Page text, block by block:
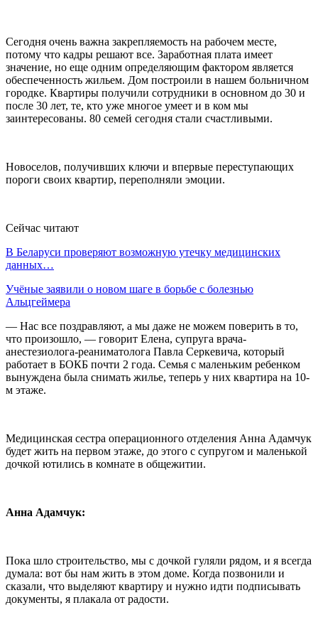
Сегодня очень важна закрепляемость на рабочем месте,
потому что кадры решают все. Заработная плата имеет
значение, но еще одним определяющим фактором является
обеспеченность жильем. Дом построили в нашем больничном
городке. Квартиры получили сотрудники в основном до 30 и
после 30 лет, те, кто уже многое умеет и в ком мы
заинтересованы. 80 семей сегодня стали счастливыми.
Новоселов, получивших ключи и впервые переступающих
пороги своих квартир, переполняли эмоции.
Сейчас читают
В Беларуси проверяют возможную утечку медицинских
данных…
Учёные заявили о новом шаге в борьбе с болезнью
Альцгеймера
— Нас все поздравляют, а мы даже не можем поверить в то,
что произошло, — говорит Елена, супруга врача-
анестезиолога-реаниматолога Павла Серкевича, который
работает в БОКБ почти 2 года. Семья с маленьким ребенком
вынуждена была снимать жилье, теперь у них квартира на 10-
м этаже.
Медицинская сестра операционного отделения Анна Адамчук
будет жить на первом этаже, до этого с супругом и маленькой
дочкой ютились в комнате в общежитии.
Анна Адамчук:
Пока шло строительство, мы с дочкой гуляли рядом, и я всегда
думала: вот бы нам жить в этом доме. Когда позвонили и
сказали, что выделяют квартиру и нужно идти подписывать
документы, я плакала от радости.